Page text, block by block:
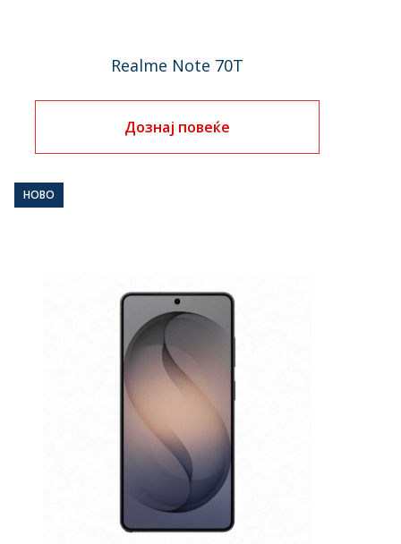
Realme Note 70T
Дознај повеќе
НОВО